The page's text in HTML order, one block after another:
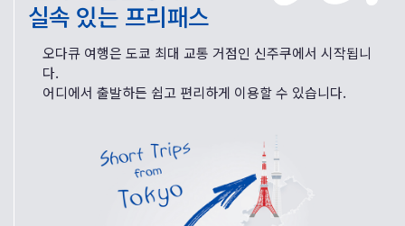
실속 있는 프리패스
오다큐 여행은 도쿄 최대 교통 거점인 신주쿠에서 시작됩니
다.
어디에서 출발하든 쉽고 편리하게 이용할 수 있습니다.